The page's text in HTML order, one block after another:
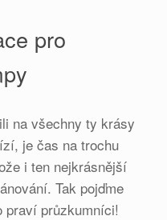
pro
na všechny ty krásy
je čas na trochu
i ten nejkrásnější
Tak pojďme
praví průzkumníci!